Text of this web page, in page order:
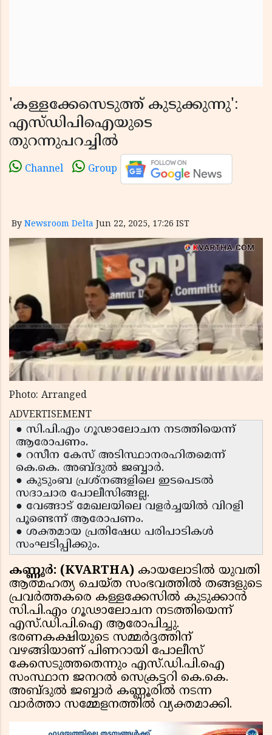
'കള്ളക്കേസെടുത്ത് കുടുക്കുന്നു':
എസ്ഡിപിഐയുടെ
തുറന്നുപറച്ചിൽ
Channel Group
By Newsroom Delta Jun 22, 2025, 17:26 IST
Photo: Arranged
ADVERTISEMENT
● സി.പി.എം ഗൂഢാലോചന നടത്തിയെന്ന്
ആരോപണം.
● റസീന കേസ് അടിസ്ഥാനരഹിതമെന്ന്
കെ.കെ. അബ്ദുൽ ജബ്ബാർ.
● കുടുംബ പ്രശ്നങ്ങളിലെ ഇടപെടൽ
സദാചാര പോലീസിങ്ങല്ല.
● വേങ്ങാട് മേഖലയിലെ വളർച്ചയിൽ വിറളി
പൂണ്ടെന്ന് ആരോപണം.
● ശക്തമായ പ്രതിഷേധ പരിപാടികൾ
സംഘടിപ്പിക്കും.
കണ്ണൂർ: (KVARTHA) കായലോടിൽ യുവതി
ആത്മഹത്യ ചെയ്ത സംഭവത്തിൽ തങ്ങളുടെ
പ്രവർത്തകരെ കള്ളക്കേസിൽ കുടുക്കാൻ
സി.പി.എം ഗൂഢാലോചന നടത്തിയെന്ന്
എസ്.ഡി.പി.ഐ ആരോപിച്ചു.
ഭരണകക്ഷിയുടെ സമ്മർദ്ദത്തിന്
വഴങ്ങിയാണ് പിണറായി പോലീസ്
കേസെടുത്തതെന്നും എസ്.ഡി.പി.ഐ
സംസ്ഥാന ജനറൽ സെക്രട്ടറി കെ.കെ.
അബ്ദുൽ ജബ്ബാർ കണ്ണൂരിൽ നടന്ന
വാർത്താ സമ്മേളനത്തിൽ വ്യക്തമാക്കി.